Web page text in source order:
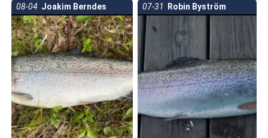
08-04 Joakim Berndes 07-31 Robin Byström